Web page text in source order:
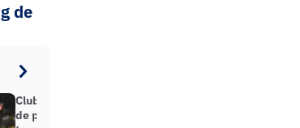
de
Clubes europeus agitam mercado
de patrocínio antes do início da